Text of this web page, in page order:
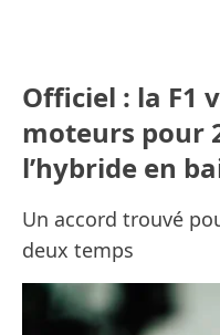
Officiel : la F1
moteurs pour
l’hybride en
Un accord trouvé
deux temps